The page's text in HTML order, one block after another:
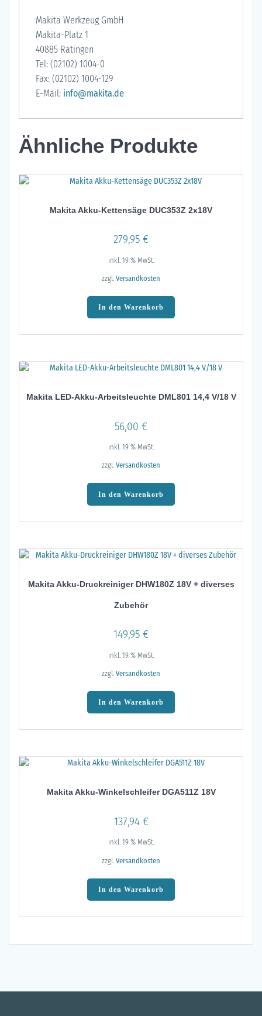
Makita Werkzeug GmbH
Makita-Platz 1
40885 Ratingen
Tel: (02102) 1004-0
Fax: (02102) 1004-129
E-Mail: info@makita.de
Ähnliche Produkte
Makita Akku-Kettensäge DUC353Z 2x18V
279,95 €
inkl. 19 % MwSt.
zzgl. Versandkosten
In den Warenkorb
Makita LED-Akku-Arbeitsleuchte DML801 14,4 V/18 V
56,00 €
inkl. 19 % MwSt.
zzgl. Versandkosten
In den Warenkorb
Makita Akku-Druckreiniger DHW180Z 18V + diverses
Zubehör
149,95 €
inkl. 19 % MwSt.
zzgl. Versandkosten
In den Warenkorb
Makita Akku-Winkelschleifer DGA511Z 18V
137,94 €
inkl. 19 % MwSt.
zzgl. Versandkosten
In den Warenkorb